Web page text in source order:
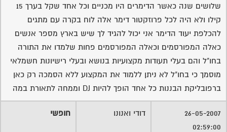
שלושים שנה כאשר הדימרים היו מכניים וכל אחד שקל בערך 15
קילו ולא היה לכל פרוזקטור דימר אלה לוח בקרה עם מתגים
להכלפת יעוד הדימר אני יכול להגיד לך שיש בארץ מספר אנשים
כאלה המפורסמים וכאלה המפורסמים פחות שלמדו את התורה
בחו"ל והם בעלי תעודות מקצועיות בנושא ובעלי רישיונות חשמלאי
מוסמך כי בחו"ל לא ניתן ללמוד את המקצוע ללא הסמכה רק כאן
ברפובליקת הבננות כל אחד הופך להיות DJ וממחה לתאורת במה
26-05-2007
02:59:00
דודי ואנונו חופשי